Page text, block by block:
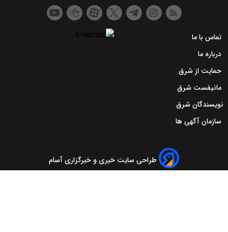
تماس با ما
درباره ما
حمایت از شرق
مانیفست شرق
نویسندگان شرق
سازمان آگهی ها
طراحی سایت خبری و خبرگزاری آسام